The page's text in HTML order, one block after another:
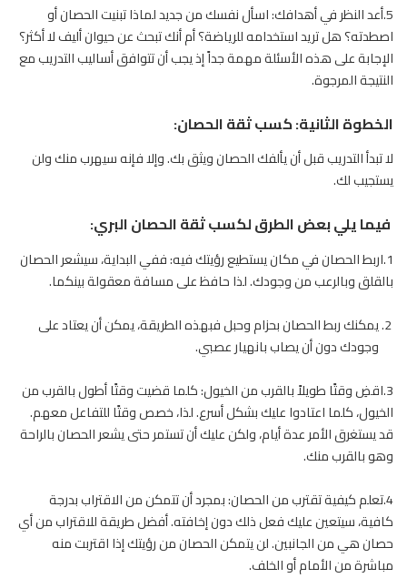
5.أعد النظر في أهدافك: اسأل نفسك من جديد لماذا تبنيت
الحصانأو
اصطدته؟ هل تريد استخدامه للرياضة؟ أم أنك تبحث عن حيوان أليف لا أكثر؟
الإجابة على هذه الأسئلة مهمة جداً إذ يجب أن تتوافق أساليب التدريب مع
النتيجة المرجوة.
الخطوة الثانية: كسب ثقة الحصان:
لا تبدأ التدريب قبل أن يألفك الحصان ويثق بك. وإلا فإنه سيهرب منك ولن
يستجيب لك.
فيما يلي بعض الطرق لكسب ثقة الحصان البري:
1.اربط الحصان في مكان يستطيع رؤيتك فيه: ففي البداية، سيشعر الحصان
بالقلق وبالرعب من وجودك. لذا حافظ على مسافة معقولة بينكما.
يمكنك ربط الحصان بحزام وحبل فبهذه الطريقة، يمكن أن يعتاد على
وجودك دون أن يصاب بانهيار عصبي.
3.اقضِ وقتًا طويلاً بالقرب من الخيول: كلما قضيت وقتًا أطول بالقرب من
الخيول، كلما اعتادوا عليك بشكل أسرع. لذا، خصص وقتًا للتفاعل معهم.
قد يستغرق الأمر عدة أيام، ولكن عليك أن تستمر حتى يشعر الحصان بالراحة
وهو بالقرب منك.
4.تعلم كيفية تقترب من الحصان: بمجرد أن تتمكن من الاقتراب بدرجة
كافية، سيتعين عليك فعل ذلك دون إخافته. أفضل طريقة للاقتراب من أي
حصان هي من الجانبين. لن يتمكن الحصان من رؤيتك إذا اقتربت منه
مباشرة من الأمام أو الخلف.